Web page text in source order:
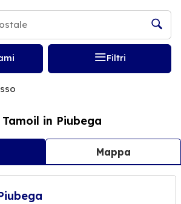
Filtri
in Piubega
Mappa